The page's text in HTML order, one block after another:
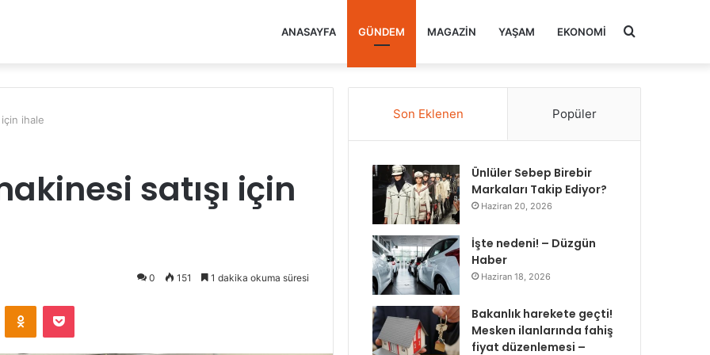
ANASAYFA GÜNDEM MAGAZIN YAŞAM EKONOMI Arama
için ihale
satışı için
0 151 1 dakika okuma süresi
Odnoklassniki
Pocket
Son Eklenen Popüler
Ünlüler Sebep Birebir
Markaları Takip Ediyor?
Haziran 20, 2026
İşte nedeni! – Düzgün
Haber
Haziran 18, 2026
Bakanlık harekete geçti!
Mesken ilanlarında fahiş
fiyat düzenlemesi –